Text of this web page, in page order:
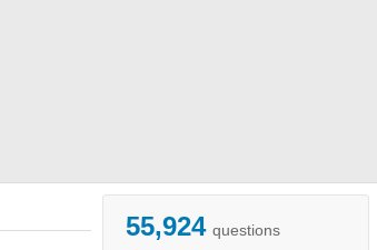
55,924 questions